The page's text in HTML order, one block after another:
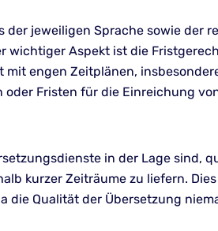
der jeweiligen Sprache sowie der
wichtiger Aspekt ist die
engen Zeitplänen,
Fristen für die Einreichung
in der Lage sind,
kurzer Zeiträume zu liefern.
die Qualität der Übersetzung